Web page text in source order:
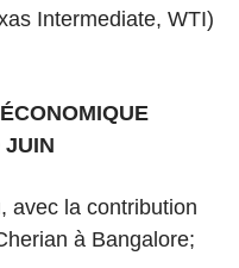
Intermediate, WTI)
JUIN
avec la contribution
à Bangalore;